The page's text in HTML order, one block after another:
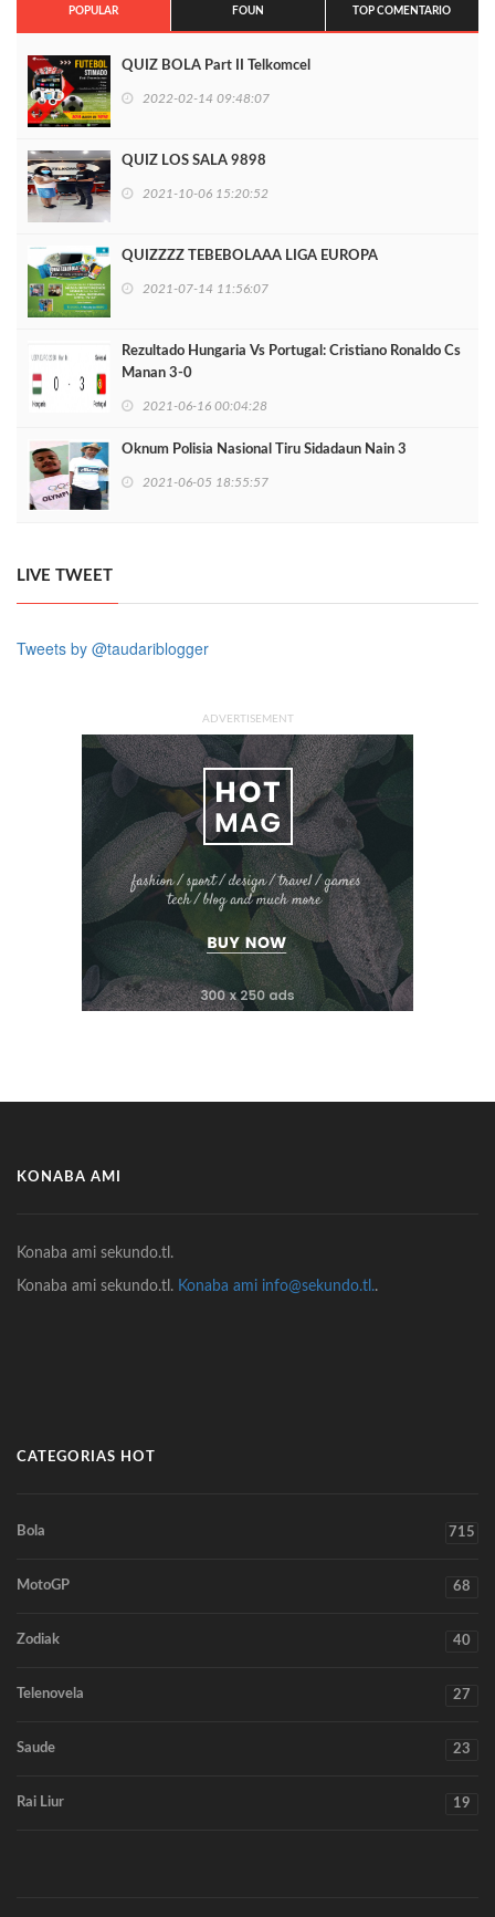
POPULAR FOUN TOP COMENTARIO
QUIZ BOLA Part II Telkomcel
2022-02-14 09:48:07
QUIZ LOS SALA 9898
2021-10-06 15:20:52
QUIZZZZ TEBEBOLAAA LIGA EUROPA
2021-07-14 11:56:07
Rezultado Hungaria Vs Portugal: Cristiano Ronaldo Cs
Manan 3-0
2021-06-16 00:04:28
Oknum Polisia Nasional Tiru Sidadaun Nain 3
2021-06-05 18:55:57
LIVE TWEET
Tweets by @taudariblogger
ADVERTISEMENT
KONABA AMI
Konaba ami sekundo.tl.
Konaba ami sekundo.tl. Konaba ami info@sekundo.tl..
CATEGORIAS HOT
Bola 715
MotoGP 68
Zodiak 40
Telenovela 27
Saude 23
Rai Liur 19